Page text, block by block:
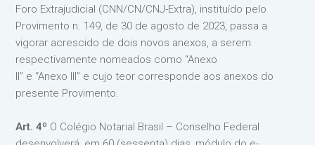
Foro Extrajudicial (CNN/CN/CNJ-Extra), instituído pelo
Provimento n. 149, de 30 de agosto de 2023, passa a
vigorar acrescido de dois novos anexos, a serem
respectivamente nomeados como “Anexo
II” e “Anexo III” e cujo teor corresponde aos anexos do
presente Provimento.
Art. 4º O Colégio Notarial Brasil – Conselho Federal